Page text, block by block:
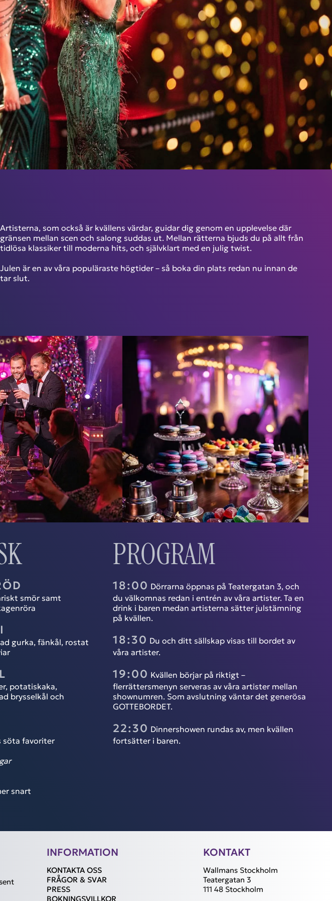
Artisterna, som också är kvällens värdar, guidar dig genom en upplevelse där
gränsen mellan scen och salong suddas ut. Mellan rätterna bjuds du på allt från
tidlösa klassiker till moderna hits, och självklart med en julig twist.
Julen är en av våra populäraste högtider – så boka din plats redan nu innan de
tar slut.
smör samt
gurka, fänkål, rostat
potatiskaka,
brysselkål och
söta favoriter
snart
PROGRAM
18:00 Dörrarna öppnas på Teatergatan 3, och
du välkomnas redan i entrén av våra artister. Ta en
drink i baren medan artisterna sätter julstämning
på kvällen.
18:30 Du och ditt sällskap visas till bordet av
våra artister.
19:00 Kvällen börjar på riktigt –
flerrättersmenyn serveras av våra artister mellan
shownumren. Som avslutning väntar det generösa
GOTTEBORDET.
22:30 Dinnershowen rundas av, men kvällen
fortsätter i baren.
INFORMATION
KONTAKTA OSS
FRÅGOR & SVAR
PRESS
BOKNINGSVILLKOR
KONTAKT
Wallmans Stockholm
Teatergatan 3
111 48 Stockholm